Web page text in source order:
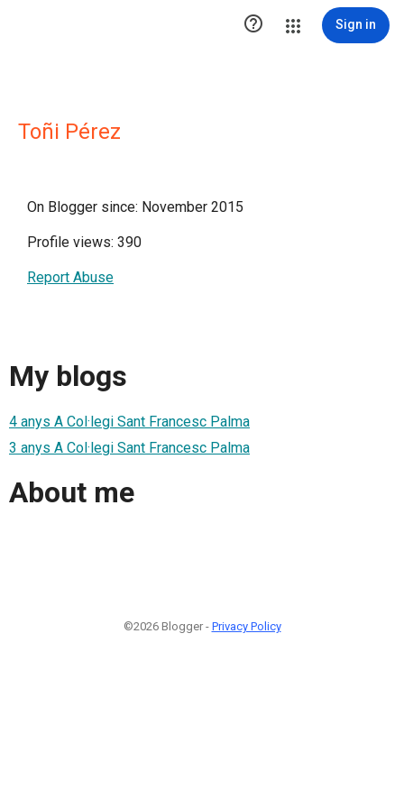
 Sign in
Toñi Pérez
On Blogger since: November 2015
Profile views: 390
Report Abuse
My blogs
4 anys A Col·legi Sant Francesc Palma
3 anys A Col·legi Sant Francesc Palma
About me
©2026 Blogger - Privacy Policy